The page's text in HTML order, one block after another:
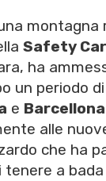
montagna
Safety Car
ha
un periodo
e Barcellona
alle
che ha
a